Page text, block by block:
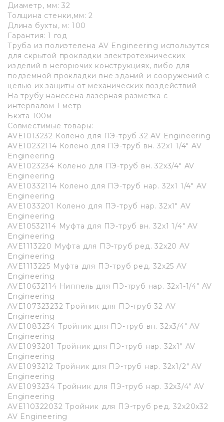
Диаметр, мм: 32
Толщина стенки,мм: 2
Длина бухты, м: 100
Гарантия: 1 год
Труба из полиэтелена AV Engineering использутся
для скрытой прокладки электротехнических
изделий в негорючих конструкциях, либо для
подземной прокладки вне зданий и сооружений с
целью их защиты от механических воздействий
На трубу нанесена лазерная разметка с
интервалом 1 метр
Бкхта 100м
Совместимые товары:
AVE1013232 Колено для ПЭ-труб 32 AV Engineering
AVE10232114 Колено для ПЭ-труб вн. 32x1 1/4" AV
Engineering
AVE1023234 Колено для ПЭ-труб вн. 32x3/4" AV
Engineering
AVE10332114 Колено для ПЭ-труб нар. 32x1 1/4" AV
Engineering
AVE1033201 Колено для ПЭ-труб нар. 32x1" AV
Engineering
AVE10532114 Муфта для ПЭ-труб вн. 32x1 1/4" AV
Engineering
AVE1113220 Муфта для ПЭ-труб ред. 32x20 AV
Engineering
AVE1113225 Муфта для ПЭ-труб ред. 32x25 AV
Engineering
AVE10632114 Ниппель для ПЭ-труб нар. 32x1-1/4" AV
Engineering
AVE107323232 Тройник для ПЭ-труб 32 AV
Engineering
AVE1083234 Тройник для ПЭ-труб вн. 32x3/4" AV
Engineering
AVE1093201 Тройник для ПЭ-труб нар. 32x1" AV
Engineering
AVE1093212 Тройник для ПЭ-труб нар. 32x1/2" AV
Engineering
AVE1093234 Тройник для ПЭ-труб нар. 32x3/4" AV
Engineering
AVE110322032 Тройник для ПЭ-труб ред. 32x20x32
AV Engineering